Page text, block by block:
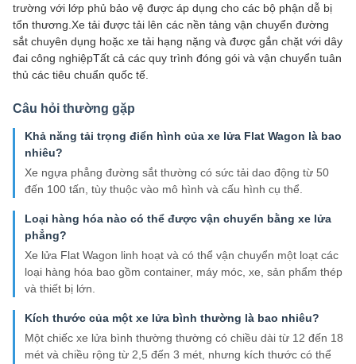
trường với lớp phủ bảo vệ được áp dụng cho các bộ phận dễ bị
tổn thương.Xe tải được tải lên các nền tảng vận chuyển đường
sắt chuyên dụng hoặc xe tải hạng nặng và được gắn chặt với dây
đai công nghiệpTất cả các quy trình đóng gói và vận chuyển tuân
thủ các tiêu chuẩn quốc tế.
Câu hỏi thường gặp
Khả năng tải trọng điển hình của xe lửa Flat Wagon là bao
nhiêu?
Xe ngựa phẳng đường sắt thường có sức tải dao động từ 50
đến 100 tấn, tùy thuộc vào mô hình và cấu hình cụ thể.
Loại hàng hóa nào có thể được vận chuyển bằng xe lửa
phẳng?
Xe lửa Flat Wagon linh hoạt và có thể vận chuyển một loạt các
loại hàng hóa bao gồm container, máy móc, xe, sản phẩm thép
và thiết bị lớn.
Kích thước của một xe lửa bình thường là bao nhiêu?
Một chiếc xe lửa bình thường thường có chiều dài từ 12 đến 18
mét và chiều rộng từ 2,5 đến 3 mét, nhưng kích thước có thể